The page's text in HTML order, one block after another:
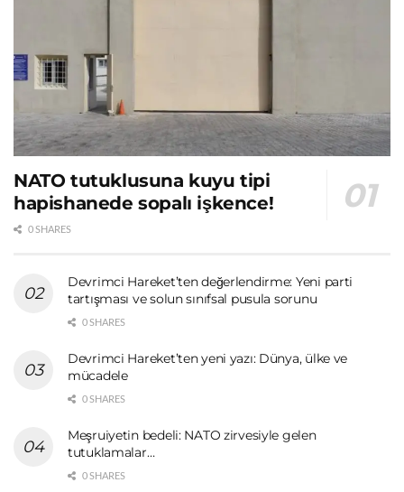
NATO tutuklusuna kuyu tipi
hapishanede sopalı işkence!
0 SHARES
Devrimci Hareket’ten değerlendirme: Yeni parti
tartışması ve solun sınıfsal pusula sorunu
0 SHARES
Devrimci Hareket’ten yeni yazı: Dünya, ülke ve
mücadele
0 SHARES
Meşruiyetin bedeli: NATO zirvesiyle gelen
tutuklamalar…
0 SHARES